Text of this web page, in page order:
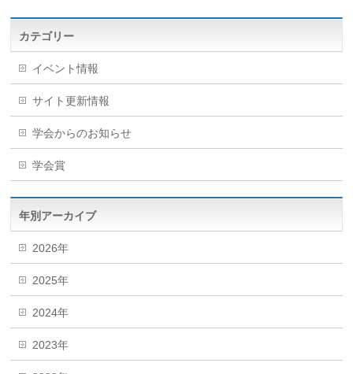
カテゴリー
イベント情報
サイト更新情報
学会からのお知らせ
学会賞
年別アーカイブ
2026年
2025年
2024年
2023年